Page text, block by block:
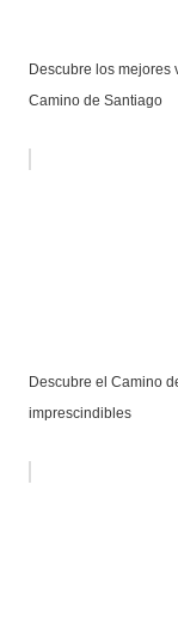
Descubre los mejores
Camino de Santiago
Descubre el Camino
imprescindibles